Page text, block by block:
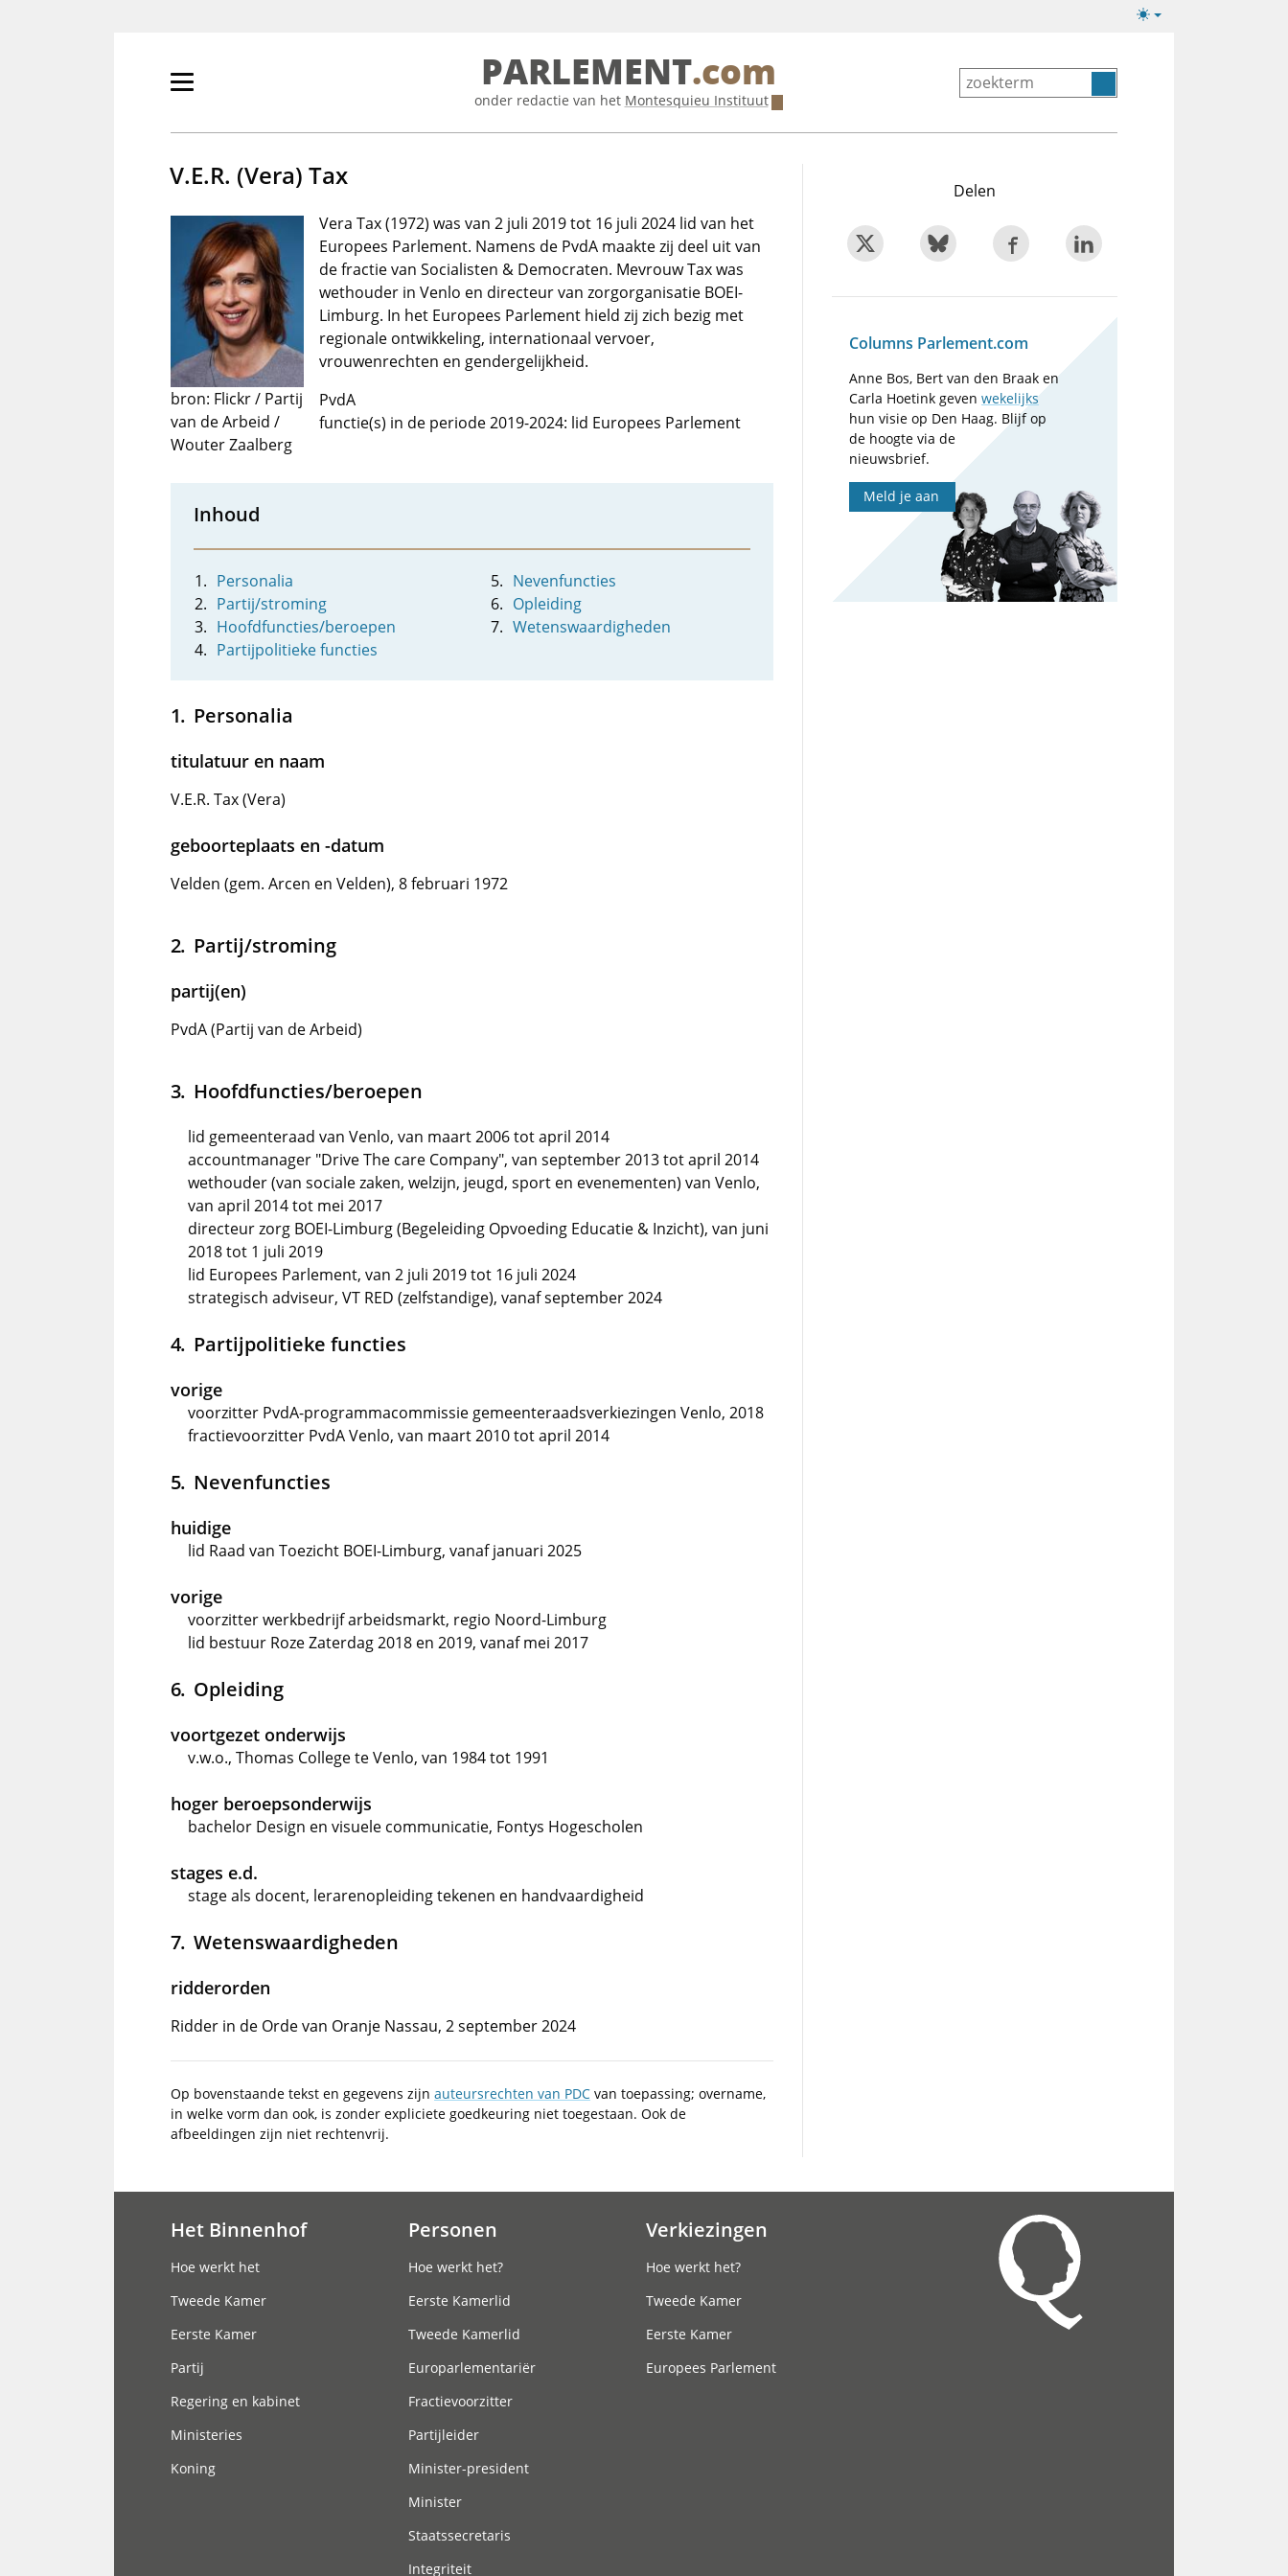
Lichte/donkere
Primair
tonen/verbergen
PARLEMENT.com
onder redactie van het Montesquieu Instituut
V.E.R. (Vera) Tax
bron: Flickr / Partij
van de Arbeid /
Wouter Zaalberg
Vera Tax (1972) was van 2 juli 2019 tot 16 juli 2024 lid van het
Europees Parlement. Namens de PvdA maakte zij deel uit van
de fractie van Socialisten & Democraten. Mevrouw Tax was
wethouder in Venlo en directeur van zorgorganisatie BOEI-
Limburg. In het Europees Parlement hield zij zich bezig met
regionale ontwikkeling, internationaal vervoer,
vrouwenrechten en gendergelijkheid.
PvdA
functie(s) in de periode 2019-2024: lid Europees Parlement
Inhoud
Personalia
Partij/stroming
Hoofdfuncties/beroepen
Partijpolitieke functies
Nevenfuncties
Opleiding
Wetenswaardigheden
Personalia
titulatuur en naam
V.E.R. Tax (Vera)
geboorteplaats en -datum
Velden (gem. Arcen en Velden), 8 februari 1972
Partij/stroming
partij(en)
PvdA (Partij van de Arbeid)
Hoofdfuncties/beroepen
lid gemeenteraad van Venlo, van maart 2006 tot april 2014
accountmanager "Drive The care Company", van september 2013 tot april 2014
wethouder (van sociale zaken, welzijn, jeugd, sport en evenementen) van Venlo,
van april 2014 tot mei 2017
directeur zorg BOEI-Limburg (Begeleiding Opvoeding Educatie & Inzicht), van juni
2018 tot 1 juli 2019
lid Europees Parlement, van 2 juli 2019 tot 16 juli 2024
strategisch adviseur, VT RED (zelfstandige), vanaf september 2024
Partijpolitieke functies
vorige
voorzitter PvdA-programmacommissie gemeenteraadsverkiezingen Venlo, 2018
fractievoorzitter PvdA Venlo, van maart 2010 tot april 2014
Nevenfuncties
huidige
lid Raad van Toezicht BOEI-Limburg, vanaf januari 2025
vorige
voorzitter werkbedrijf arbeidsmarkt, regio Noord-Limburg
lid bestuur Roze Zaterdag 2018 en 2019, vanaf mei 2017
Opleiding
voortgezet onderwijs
v.w.o., Thomas College te Venlo, van 1984 tot 1991
hoger beroepsonderwijs
bachelor Design en visuele communicatie, Fontys Hogescholen
stages e.d.
stage als docent, lerarenopleiding tekenen en handvaardigheid
Wetenswaardigheden
ridderorden
Ridder in de Orde van Oranje Nassau, 2 september 2024
Op bovenstaande tekst en gegevens zijn auteursrechten van PDC van toepassing; overname,
in welke vorm dan ook, is zonder expliciete goedkeuring niet toegestaan. Ook de
afbeeldingen zijn niet rechtenvrij.
Delen
Columns Parlement.com
Anne Bos, Bert van den Braak en
Carla Hoetink gevenwekelijks
hun visie op Den Haag. Blijf op
de hoogte via de
nieuwsbrief.
Meld je aan
Het Binnenhof
Hoe werkt het
Tweede Kamer
Eerste Kamer
Partij
Regering en kabinet
Ministeries
Koning
Personen
Hoe werkt het?
Eerste Kamerlid
Tweede Kamerlid
Europarlementariër
Fractievoorzitter
Partijleider
Minister-president
Minister
Staatssecretaris
Integriteit
Verkiezingen
Hoe werkt het?
Tweede Kamer
Eerste Kamer
Europees Parlement